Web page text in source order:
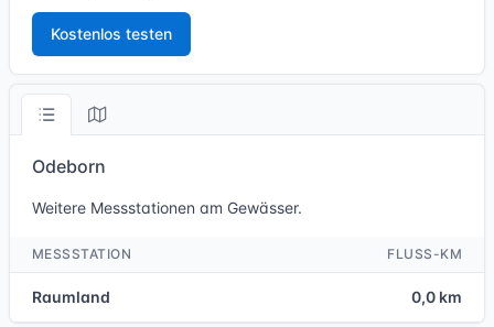
Kostenlos testen
Odeborn
Weitere Messstationen am Gewässer.
MESSSTATION FLUSS-KM
Raumland 0,0 km